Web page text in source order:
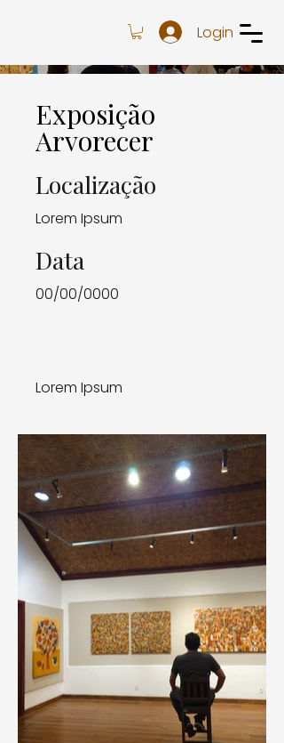
Login
Exposição
Arvorecer
Localização
Lorem Ipsum
Data
00/00/0000
Lorem Ipsum